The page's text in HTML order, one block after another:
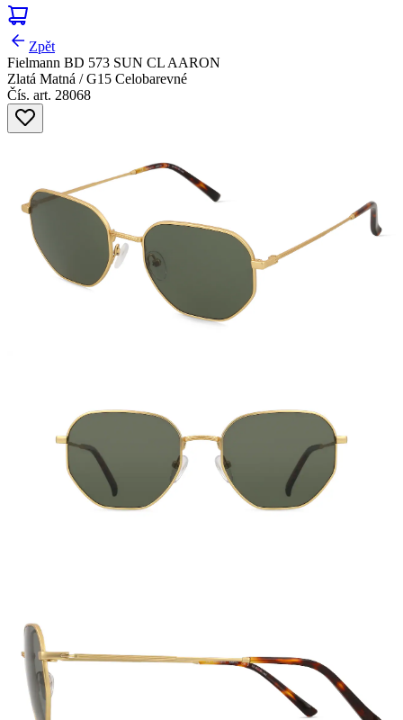
Zpět
Fielmann BD 573 SUN CL AARON
Zlatá Matná / G15 Celobarevné
Čís. art. 28068